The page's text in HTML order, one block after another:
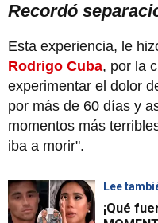
Recordó
Esta experiencia, le
Rodrigo Cuba, por la
experimentar el dolor
por más de 60 días y
momentos más
iba a morir".
Lee
¡Qué